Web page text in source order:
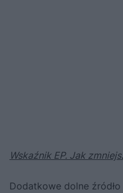
Wskaźnik EP. Jak
Dodatkowe dolne